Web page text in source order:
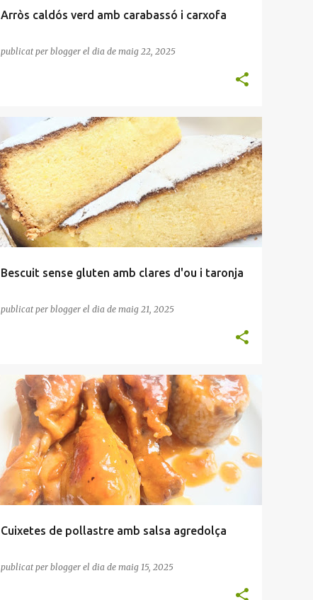
Arròs caldós verd amb carabassó i carxofa
publicat per blogger el dia de maig 22, 2025
Bescuit sense gluten amb clares d'ou i taronja
publicat per blogger el dia de maig 21, 2025
AL-LÈRGIES BESCUIT CELÍACS FORN
Cuixetes de pollastre amb salsa agredolça
publicat per blogger el dia de maig 15, 2025
ARRÒS AUS SALSA AGREDOLÇA XAMPINYONS